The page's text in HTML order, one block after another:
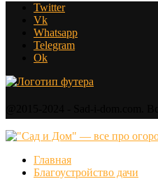
Twitter
Vk
Whatsapp
Telegram
Ok
Главная
Благоустройство дачи